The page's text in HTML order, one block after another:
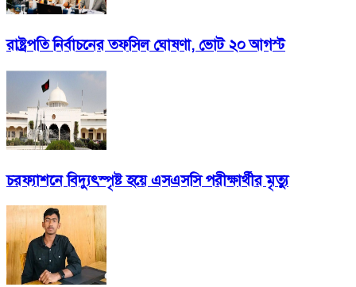
রাষ্ট্রপতি নির্বাচনের তফসিল ঘোষণা, ভোট ২০ আগস্ট
চরফ্যাশনে বিদ্যুৎস্পৃষ্ট হয়ে এসএসসি পরীক্ষার্থীর মৃত্যু